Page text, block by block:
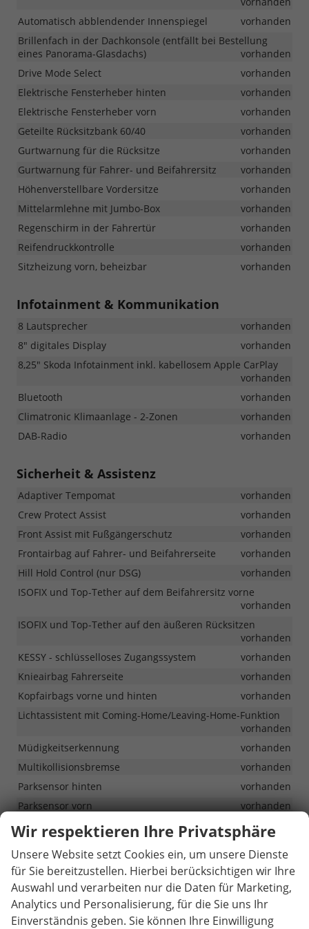
Automatisch abblendender Innenspiegel
vorhanden
Brillenfach in der Dachkonsole (entfällt bei Bestellung
eines Panorama-Glasdachs)
vorhanden
Drive Mode Select
vorhanden
Elektrische Fensterheber hinten
vorhanden
Elektrische Fensterheber vorn
vorhanden
Geteilte Rücksitzbank 60/40
vorhanden
Gurtwarnung für die Rücksitze
vorhanden
Gurtwarnung für Fahrer- und Beifahrersitz
vorhanden
Höhenverstellbare Vordersitze
vorhanden
Mittelarmlehne mit Jumbo-Box
vorhanden
Regenschirm in der Fahrertür
vorhanden
Reifendruckkontrolle
vorhanden
Sitzheizung vorn, beheizbar
vorhanden
Infotainment & Kommunikation
8 Lautsprecher
vorhanden
8" digitales Display
vorhanden
8,25" Skoda Infotainment inkl. kabellosem Apple CarPlay
vorhanden
Bluetooth
vorhanden
Climatronic Klimaanlage - 2-Zonen
vorhanden
DAB-Radio
vorhanden
Sicherheit & Assistenz
Adaptiver Tempomat
vorhanden
Crew Protect Assist
vorhanden
Front Assist mit Fußgängerschutz
vorhanden
Frontairbag auf Fahrer- und Beifahrerseite
vorhanden
Hill Hold Control (nur DSG)
vorhanden
ISOFIX und Top-Tether auf dem Beifahrersitz vorne
vorhanden
ISOFIX und Top-Tether auf den äußeren Rücksitzen
vorhanden
KESSY - schlüsselloses Zugangssystem
vorhanden
Knieairbag Fahrerseite
vorhanden
Kopfairbags vorne und hinten
vorhanden
Lichtassistent mit Coming-Home/Leaving-Home-Funktion
vorhanden
Müdigkeitserkennung
vorhanden
Multikollisionsbremse
vorhanden
Parksensor hinten
vorhanden
Parksensor vorn
vorhanden
Regensensor
vorhanden
Rückfahrkamera
Seitenairbags vorne
vorhanden
Spurhalteassistent
vorhanden
Verkehrszeichenerkennung
vorhanden
Wir respektieren Ihre Privatsphäre
Unsere Website setzt Cookies ein, um unsere Dienste
für Sie bereitzustellen. Hierbei berücksichtigen wir Ihre
Auswahl und verarbeiten nur die Daten für Marketing,
Analytics und Personalisierung, für die Sie uns Ihr
Einverständnis geben. Sie können Ihre Einwilligung